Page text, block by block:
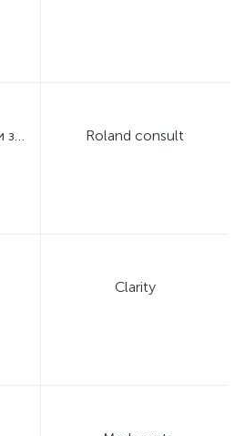
Центр реабилитации зрения профессора Дембского Roland consult
Clarity